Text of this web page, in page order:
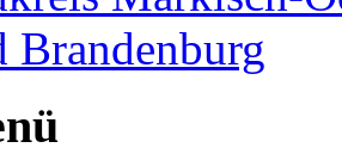
Brandenburg